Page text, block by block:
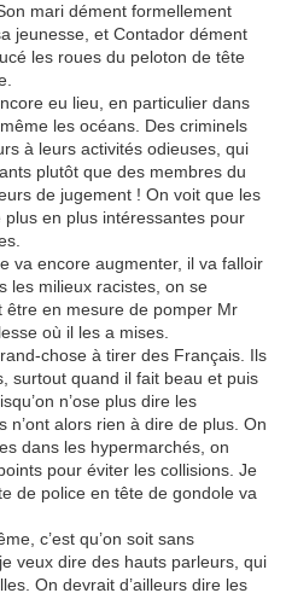
mari dément formellement
jeunesse, et Contador dément
les roues du peloton de tête
eu lieu, en particulier dans
les océans. Des criminels
à leurs activités odieuses, qui
plutôt que des membres du
de jugement ! On voit que les
en plus intéressantes pour
va encore augmenter, il va falloir
les milieux racistes, on se
être en mesure de pomper Mr
où il les a mises.
chose à tirer des Français. Ils
surtout quand il fait beau et puis
n’ose plus dire les
n’ont alors rien à dire de plus. On
dans les hypermarchés, on
pour éviter les collisions. Je
de police en tête de gondole va
c’est qu’on soit sans
veux dire des hauts parleurs, qui
On devrait d’ailleurs dire les